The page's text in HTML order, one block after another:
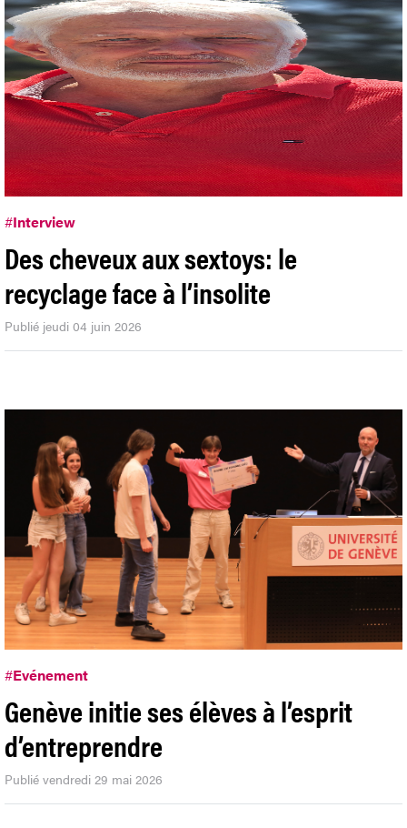
#Interview
Des cheveux aux sextoys: le
recyclage face à l’insolite
Publié jeudi 04 juin 2026
#Evénement
Genève initie ses élèves à l’esprit
d’entreprendre
Publié vendredi 29 mai 2026